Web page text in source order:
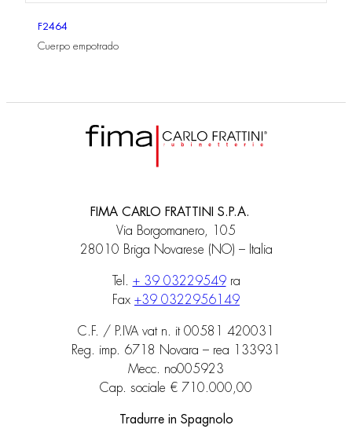
F2464
Cuerpo empotrado
FIMA CARLO FRATTINI S.P.A.
Via Borgomanero, 105
28010 Briga Novarese (NO) – Italia
Tel. + 39 03229549ra
Fax +39 0322956149
C.F. / P.IVA vat n. it 00581 420031
Reg. imp. 6718 Novara – rea 133931
Mecc. no005923
Cap. sociale € 710.000,00
Tradurre in Spagnolo